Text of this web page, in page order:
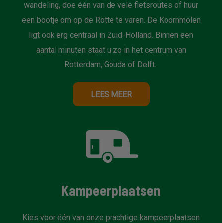
wandeling, doe één van de vele fietsroutes of huur
een bootje om op de Rotte te varen. De Koornmolen
ligt ook erg centraal in Zuid-Holland. Binnen een
aantal minuten staat u zo in het centrum van
Rotterdam, Gouda of Delft.
LEES MEER
Kampeerplaatsen
Kies voor één van onze prachtige kampeerplaatsen